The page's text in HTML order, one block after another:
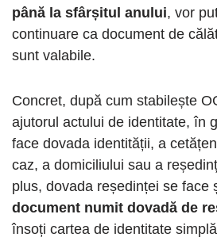
până la sfârșitul anului, vor
continuare ca document de
sunt valabile.
Concret, după cum stabilește
ajutorul actului de identitate, în
face dovada identității, a
caz, a domiciliului sau a
plus, dovada reședinței se face
document numit dovadă de
însoți cartea de identitate